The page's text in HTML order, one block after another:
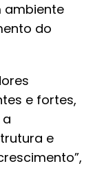
ambiente
do
e fortes,
e